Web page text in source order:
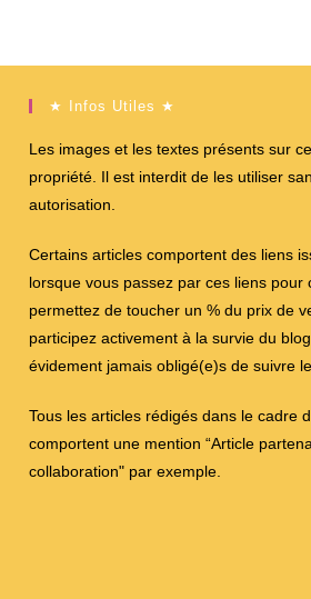
★ Infos Utiles ★
Les images et les textes présents sur
propriété. Il est interdit de les utiliser
autorisation.
Certains articles comportent des liens
lorsque vous passez par ces liens pour
permettez de toucher un % du prix de
participez activement à la survie du
évidement jamais obligé(e)s de suivre
Tous les articles rédigés dans le cadre
comportent une mention “Article
collaboration" par exemple.